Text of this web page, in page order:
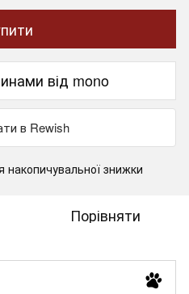
від mono
в Rewish
накопичувальної знижки
Порівняти